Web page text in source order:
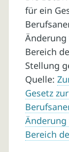
für ein
Bereich
Stellung
Quelle:
Gesetz
Bereich